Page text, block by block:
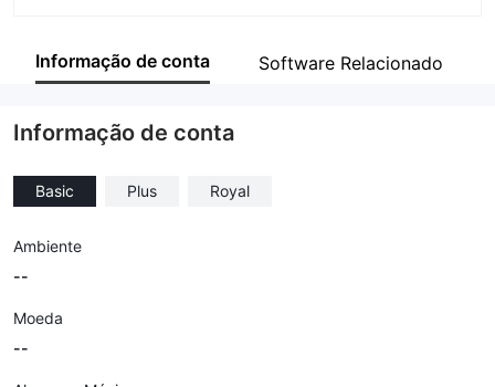
Funcionário da empresa
Informação de conta Software Relacionado
Informação de conta
Basic Plus Royal
Ambiente
--
Moeda
--